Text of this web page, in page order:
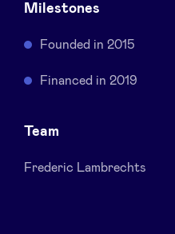
Sponsors
Milestones
Founded in 2015
Financed in 2019
Team
Frederic Lambrechts